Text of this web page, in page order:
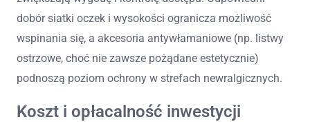
dobór siatki oczek i wysokości ogranicza możliwość
wspinania się, a akcesoria antywłamaniowe (np. listwy
ostrzowe, choć nie zawsze pożądane estetycznie)
podnoszą poziom ochrony w strefach newralgicznych.
Koszt i opłacalność inwestycji